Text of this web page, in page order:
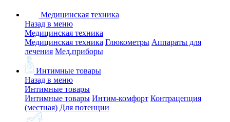
Медицинская техника
Назад в меню
Медицинская техника
Медицинская техника Глюкометры Аппараты для
лечения Мед.приборы
Интимные товары
Назад в меню
Интимные товары
Интимные товары Интим-комфорт Контрацепция
(местная) Для потенции